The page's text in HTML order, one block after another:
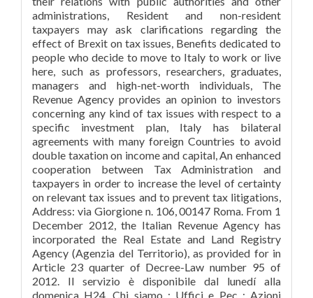
administrations, Resident and non-resident
taxpayers may ask clarifications regarding the
effect of Brexit on tax issues, Benefits dedicated to
people who decide to move to Italy to work or live
here, such as professors, researchers, graduates,
managers and high-net-worth individuals, The
Revenue Agency provides an opinion to investors
concerning any kind of tax issues with respect to a
specific investment plan, Italy has bilateral
agreements with many foreign Countries to avoid
double taxation on income and capital, An enhanced
cooperation between Tax Administration and
taxpayers in order to increase the level of certainty
on relevant tax issues and to prevent tax litigations,
Address: via Giorgione n. 106, 00147 Roma. From 1
December 2012, the Italian Revenue Agency has
incorporated the Real Estate and Land Registry
Agency (Agenzia del Territorio), as provided for in
Article 23 quarter of Decree-Law number 95 of
2012. Il servizio è disponibile dal lunedí alla
domenica H24. Chi siamo ; Uffici e Pec ; Azioni